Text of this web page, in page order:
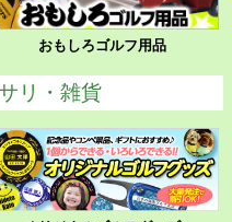
おもしろゴルフ用品
リ・雑貨